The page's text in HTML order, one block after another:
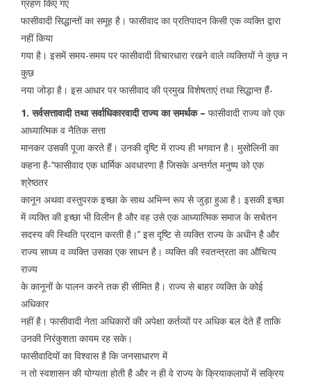
ग्रहण किए गए
फासीवादी सिद्धान्तों का समूह है। फासीवाद का प्रतिपादन किसी एक व्यक्ति द्वारा
नहीं किया
गया है। इसमें समय-समय पर फासीवादी विचारधारा रखने वाले व्यक्तियों ने कुछ न
कुछ
नया जोड़ा है। इस आधार पर फासीवाद की प्रमुख विशेषताएं तथा सिद्धान्त हैं-
1. सर्वसत्तावादी तथा सर्वाधिकारवादी राज्य का समर्थक – फासीवादी राज्य को एक
आध्यात्मिक व नैतिक सत्ता
मानकर उसकी पूजा करते हैं। उनकी दृष्टि में राज्य ही भगवान है। मुसोलिनी का
कहना है-’’फासीवाद एक धार्मिक अवधारणा है जिसके अन्तर्गत मनुष्य को एक
श्रेष्ठतर
कानून अथवा वस्तुपरक इच्छा के साथ अभिन्न रूप से जुड़ा हुआ है। इसकी इच्छा
में व्यक्ति की इच्छा भी विलीन है और वह उसे एक आध्यात्मिक समाज के सचेतन
सदस्य की स्थिति प्रदान करती है।’’ इस दृष्टि से व्यक्ति राज्य के अधीन है और
राज्य साध्य व व्यक्ति उसका एक साधन है। व्यक्ति की स्वतन्त्रता का औचित्य
राज्य
के कानूनों के पालन करने तक ही सीमित है। राज्य से बाहर व्यक्ति के कोई
अधिकार
नहीं है। फासीवादी नेता अधिकारों की अपेक्षा कर्तव्यों पर अधिक बल देते हैं ताकि
उनकी निरंकुशता कायम रह सके।
फासीवादियों का विश्वास है कि जनसाधारण में
न तो स्वशासन की योग्यता होती है और न ही वे राज्य के क्रियाकलापों में सक्रिय